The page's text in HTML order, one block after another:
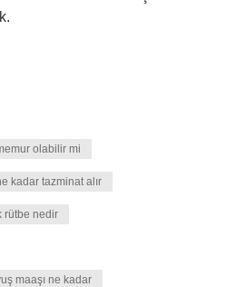
olabilir mi
kadar tazminat alır
rütbe nedir
maaşı ne kadar